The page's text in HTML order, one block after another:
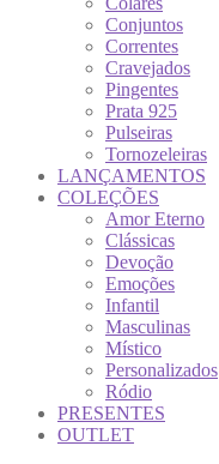
Conjuntos
Correntes
Cravejados
Pingentes
Prata 925
Pulseiras
Tornozeleiras
LANÇAMENTOS
COLEÇÕES
Amor Eterno
Clássicas
Devoção
Emoções
Infantil
Masculinas
Místico
Personalizados
Ródio
PRESENTES
OUTLET